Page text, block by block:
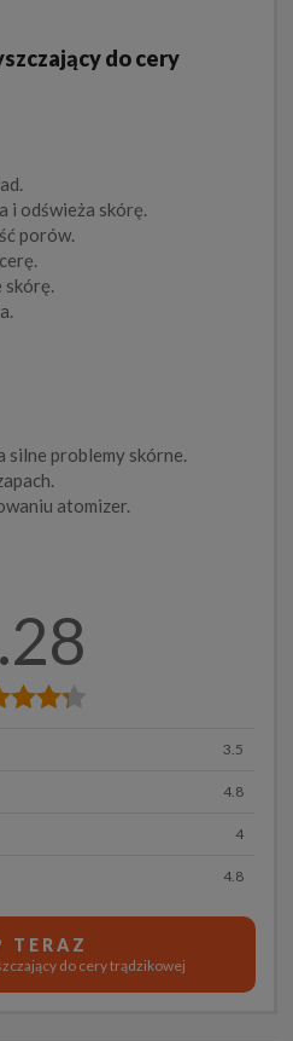
do cery
i odświeża skórę.
porów.
skórę.
silne problemy skórne.
atomizer.
3.5
4.8
4
4.8
TERAZ
do cery trądzikowej